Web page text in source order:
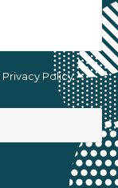
Privacy Policy